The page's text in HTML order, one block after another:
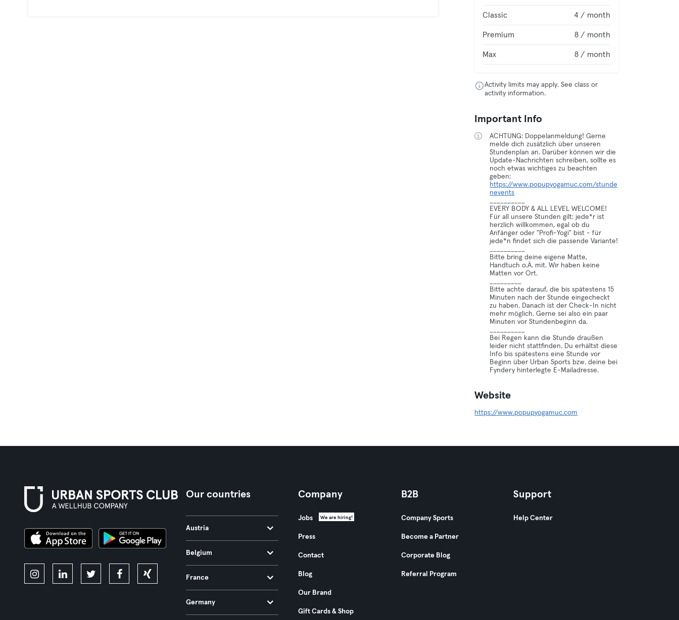
Classic 4 / month
Premium 8 / month
Max 8 / month
Activity limits may apply. See class or
activity information.
Important Info
ACHTUNG: Doppelanmeldung! Gerne
melde dich zusätzlich über unseren
Stundenplan an. Darüber können wir die
Update-Nachrichten schreiben, sollte es
noch etwas wichtiges zu beachten
geben:
https://www.popupyogamuc.com/stunde
nevents
EVERY BODY & ALL LEVEL WELCOME!
Für all unsere Stunden gilt: jede*r ist
herzlich willkommen, egal ob du
Anfänger oder "Profi-Yogi" bist - für
jede*n findet sich die passende Variante!
Bitte bring deine eigene Matte,
Handtuch o.Ä. mit. Wir haben keine
Matten vor Ort.
Bitte achte darauf, die bis spätestens 15
Minuten nach der Stunde eingecheckt
zu haben. Danach ist der Check-In nicht
mehr möglich. Gerne sei also ein paar
Minuten vor Stundenbeginn da.
Bei Regen kann die Stunde draußen
leider nicht stattfinden. Du erhältst diese
Info bis spätestens eine Stunde vor
Beginn über Urban Sports bzw. deine bei
Fyndery hinterlegte E-Mailadresse.
Website
https://www.popupyogamuc.com
Our countries
Austria
Belgium
France
Germany
Company
Jobs We are hiring!
Press
Contact
Blog
Our Brand
Gift Cards & Shop
B2B
Company Sports
Become a Partner
Corporate Blog
Referral Program
Support
Help Center